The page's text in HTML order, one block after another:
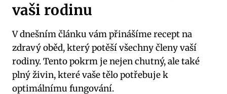
vaši rodinu
V‌ dnešním⁣ článku vám přinášíme⁣ recept na
zdravý‍ oběd, který potěší všechny ⁤členy vaší
rodiny. ‌Tento pokrm je nejen‍ chutný, ale také
plný živin, které vaše tělo ⁤potřebuje k
optimálnímu⁤ fungování.